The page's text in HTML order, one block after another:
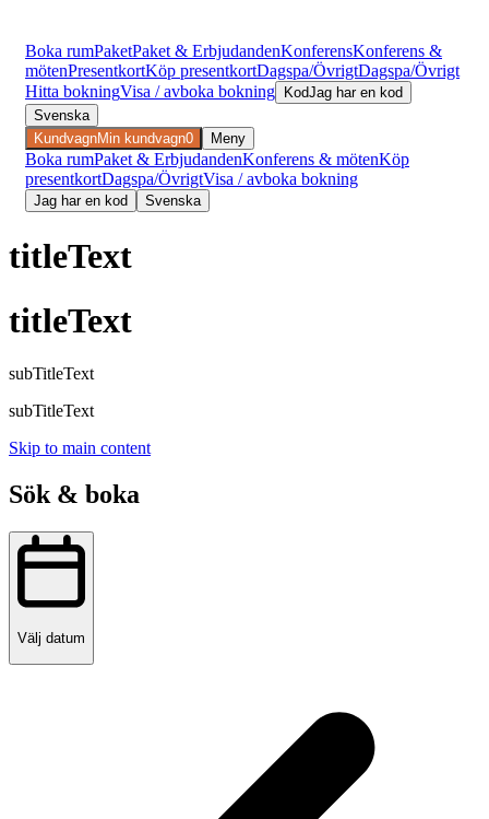
Boka rumPaketPaket & ErbjudandenKonferensKonferens &
mötenPresentkortKöp presentkortDagspa/ÖvrigtDagspa/Övrigt
Hitta bokningVisa / avboka bokning KodJag har en kod
Svenska
KundvagnMin kundvagn0 Meny
Boka rumPaket & ErbjudandenKonferens & mötenKöp
presentkortDagspa/ÖvrigtVisa / avboka bokning
Jag har en kod Svenska
titleText
titleText
subTitleText
subTitleText
Skip to main content
Sök & boka
Välj datum